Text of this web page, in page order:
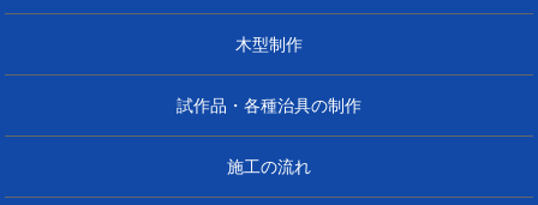
木型制作
試作品・各種治具の制作
施工の流れ